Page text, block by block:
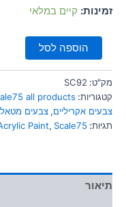
font_download סמן קישורים זמינות: קיים במלאי
הוספה לסל
מק"ט: SC92
קטגוריות: all products
צבעים אקריליים, צבעים
תגיות:
Paint, Scale75
תיאור